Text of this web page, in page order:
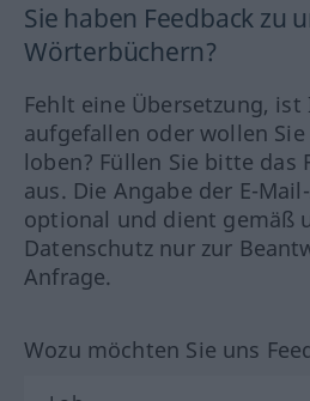
Sie haben Feedback zu
Wörterbüchern?
Fehlt eine Übersetzung,
aufgefallen oder wollen
loben? Füllen Sie bitte das
aus. Die Angabe der E-
optional und dient gemäß
Datenschutz nur zur
Anfrage.
Wozu möchten Sie uns